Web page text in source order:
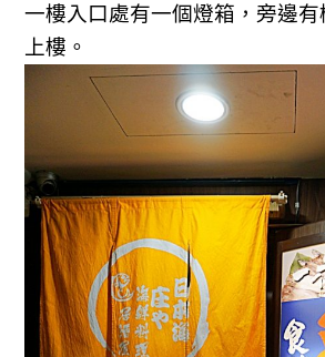
一樓入口處有一個燈箱，旁邊
上樓。